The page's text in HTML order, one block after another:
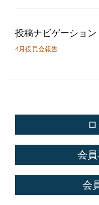
投稿ナビゲーション
4月役員会報告
会
会